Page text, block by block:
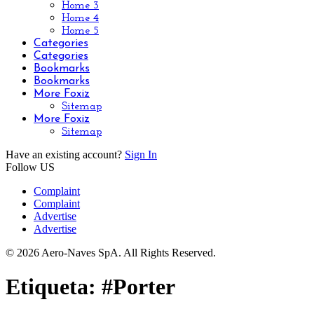
Home 3
Home 4
Home 5
Categories
Categories
Bookmarks
Bookmarks
More Foxiz
Sitemap
More Foxiz
Sitemap
Have an existing account? Sign In
Follow US
Complaint
Complaint
Advertise
Advertise
© 2026 Aero-Naves SpA. All Rights Reserved.
Etiqueta: #Porter